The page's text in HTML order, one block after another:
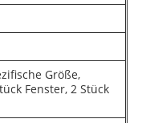
Größe,
Fenster, 2 Stück